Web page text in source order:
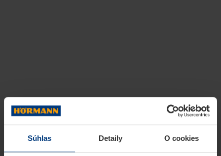
Súhlas Detaily O cookies